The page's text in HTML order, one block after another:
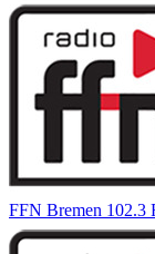
FFN Bremen 102.3